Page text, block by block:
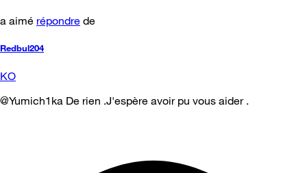
a aimé répondre de
Redbul204
KO
@Yumich1ka De rien .J'espère avoir pu vous aider .